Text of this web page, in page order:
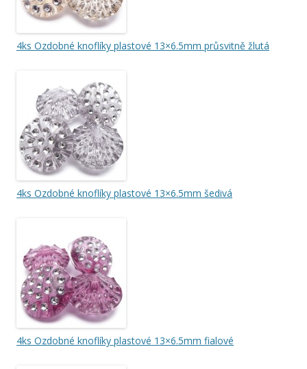
4ks Ozdobné knoflíky plastové 13×6.5mm průsvitně žlutá
4ks Ozdobné knoflíky plastové 13×6.5mm šedivá
4ks Ozdobné knoflíky plastové 13×6.5mm fialové